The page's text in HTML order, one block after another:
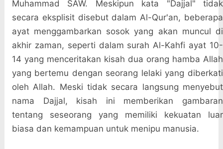
Muhammad SAW. Meskipun kata "Dajjal" tidak
secara eksplisit disebut dalam Al-Qur'an, beberapa
ayat menggambarkan sosok yang akan muncul di
akhir zaman, seperti dalam surah Al-Kahfi ayat 10-
14 yang menceritakan kisah dua orang hamba Allah
yang bertemu dengan seorang lelaki yang diberkati
oleh Allah. Meski tidak secara langsung menyebut
nama Dajjal, kisah ini memberikan gambaran
tentang seseorang yang memiliki kekuatan luar
biasa dan kemampuan untuk menipu manusia.